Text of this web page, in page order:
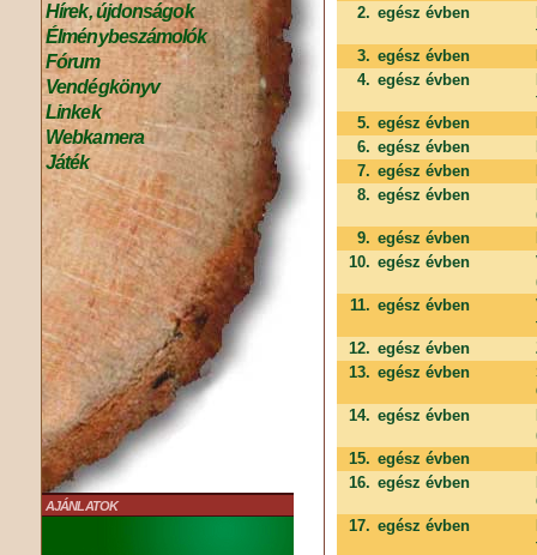
Hírek, újdonságok
Élménybeszámolók
Fórum
Vendégkönyv
Linkek
Webkamera
Játék
AJÁNLATOK
2. egész évben
3. egész évben
4. egész évben
5. egész évben
6. egész évben
7. egész évben
8. egész évben
9. egész évben
10. egész évben
11. egész évben
12. egész évben
13. egész évben
14. egész évben
15. egész évben
16. egész évben
17. egész évben